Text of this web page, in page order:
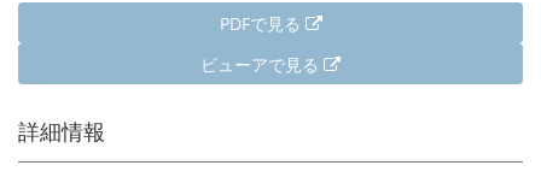
PDFで見る
ビューアで見る
詳細情報